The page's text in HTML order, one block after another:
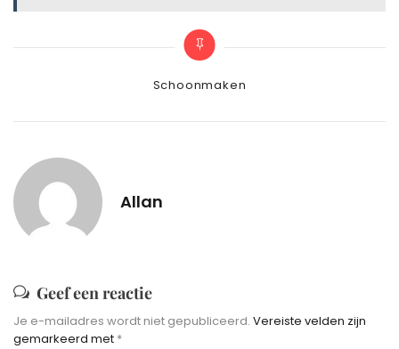
Categories
Schoonmaken
Allan
Geef een reactie
Je e-mailadres wordt niet gepubliceerd. Vereiste velden zijn
gemarkeerd met *